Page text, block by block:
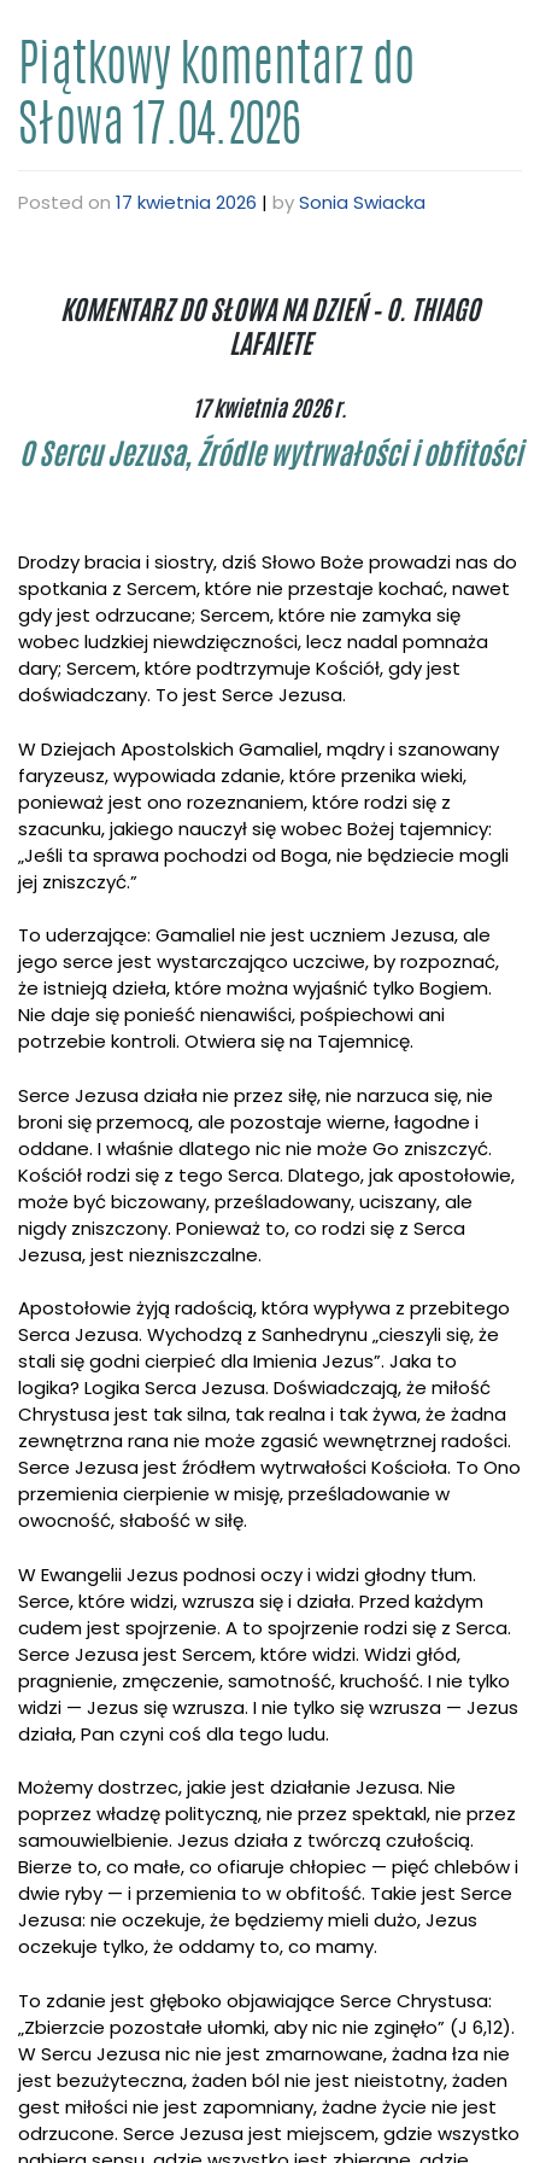
Piątkowy komentarz do
Słowa 17.04.2026
Posted on 17 kwietnia 2026 | bySonia Swiacka
KOMENTARZ DO SŁOWA NA DZIEŃ – O. THIAGO
LAFAIETE
17 kwietnia 2026 r.
O Sercu Jezusa, Źródle wytrwałości i obfitości
Drodzy bracia i siostry, dziś Słowo Boże prowadzi nas do
spotkania z Sercem, które nie przestaje kochać, nawet
gdy jest odrzucane; Sercem, które nie zamyka się
wobec ludzkiej niewdzięczności, lecz nadal pomnaża
dary; Sercem, które podtrzymuje Kościół, gdy jest
doświadczany. To jest Serce Jezusa.
W Dziejach Apostolskich Gamaliel, mądry i szanowany
faryzeusz, wypowiada zdanie, które przenika wieki,
ponieważ jest ono rozeznaniem, które rodzi się z
szacunku, jakiego nauczył się wobec Bożej tajemnicy:
„Jeśli ta sprawa pochodzi od Boga, nie będziecie mogli
jej zniszczyć.”
To uderzające: Gamaliel nie jest uczniem Jezusa, ale
jego serce jest wystarczająco uczciwe, by rozpoznać,
że istnieją dzieła, które można wyjaśnić tylko Bogiem.
Nie daje się ponieść nienawiści, pośpiechowi ani
potrzebie kontroli. Otwiera się na Tajemnicę.
Serce Jezusa działa nie przez siłę, nie narzuca się, nie
broni się przemocą, ale pozostaje wierne, łagodne i
oddane. I właśnie dlatego nic nie może Go zniszczyć.
Kościół rodzi się z tego Serca. Dlatego, jak apostołowie,
może być biczowany, prześladowany, uciszany, ale
nigdy zniszczony. Ponieważ to, co rodzi się z Serca
Jezusa, jest niezniszczalne.
Apostołowie żyją radością, która wypływa z przebitego
Serca Jezusa. Wychodzą z Sanhedrynu „cieszyli się, że
stali się godni cierpieć dla Imienia Jezus”. Jaka to
logika? Logika Serca Jezusa. Doświadczają, że miłość
Chrystusa jest tak silna, tak realna i tak żywa, że żadna
zewnętrzna rana nie może zgasić wewnętrznej radości.
Serce Jezusa jest źródłem wytrwałości Kościoła. To Ono
przemienia cierpienie w misję, prześladowanie w
owocność, słabość w siłę.
W Ewangelii Jezus podnosi oczy i widzi głodny tłum.
Serce, które widzi, wzrusza się i działa. Przed każdym
cudem jest spojrzenie. A to spojrzenie rodzi się z Serca.
Serce Jezusa jest Sercem, które widzi. Widzi głód,
pragnienie, zmęczenie, samotność, kruchość. I nie tylko
widzi — Jezus się wzrusza. I nie tylko się wzrusza — Jezus
działa, Pan czyni coś dla tego ludu.
Możemy dostrzec, jakie jest działanie Jezusa. Nie
poprzez władzę polityczną, nie przez spektakl, nie przez
samouwielbienie. Jezus działa z twórczą czułością.
Bierze to, co małe, co ofiaruje chłopiec — pięć chlebów i
dwie ryby — i przemienia to w obfitość. Takie jest Serce
Jezusa: nie oczekuje, że będziemy mieli dużo, Jezus
oczekuje tylko, że oddamy to, co mamy.
To zdanie jest głęboko objawiające Serce Chrystusa:
„Zbierzcie pozostałe ułomki, aby nic nie zginęło” (J 6,12).
W Sercu Jezusa nic nie jest zmarnowane, żadna łza nie
jest bezużyteczna, żaden ból nie jest nieistotny, żaden
gest miłości nie jest zapomniany, żadne życie nie jest
odrzucone. Serce Jezusa jest miejscem, gdzie wszystko